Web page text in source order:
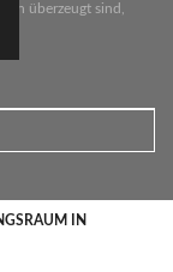
IN
überzeugt sind,